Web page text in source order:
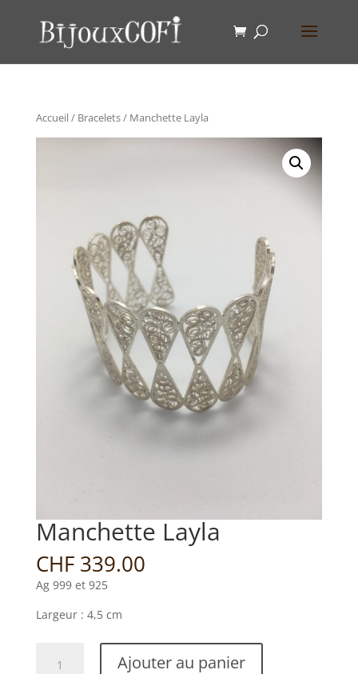
Accueil/ Bracelets/ Manchette Layla
Manchette Layla
CHF339.00
Ag 999 et 925
Largeur : 4,5 cm
Ajouter au panier